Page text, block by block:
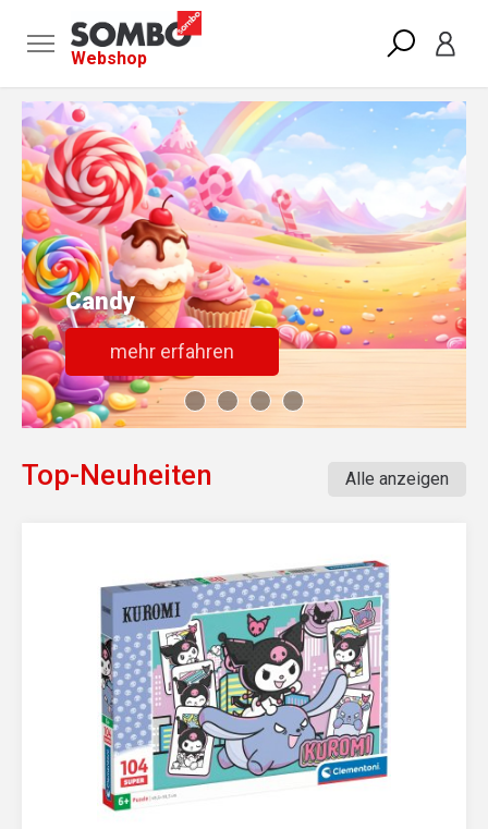
Webshop
Candy
mehr erfahren
Top-Neuheiten Alle anzeigen